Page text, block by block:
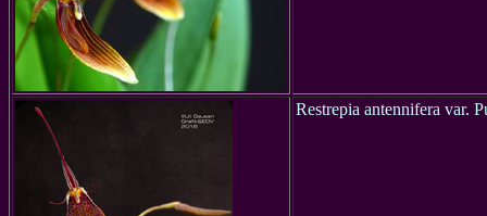
Restrepia antennifera var.